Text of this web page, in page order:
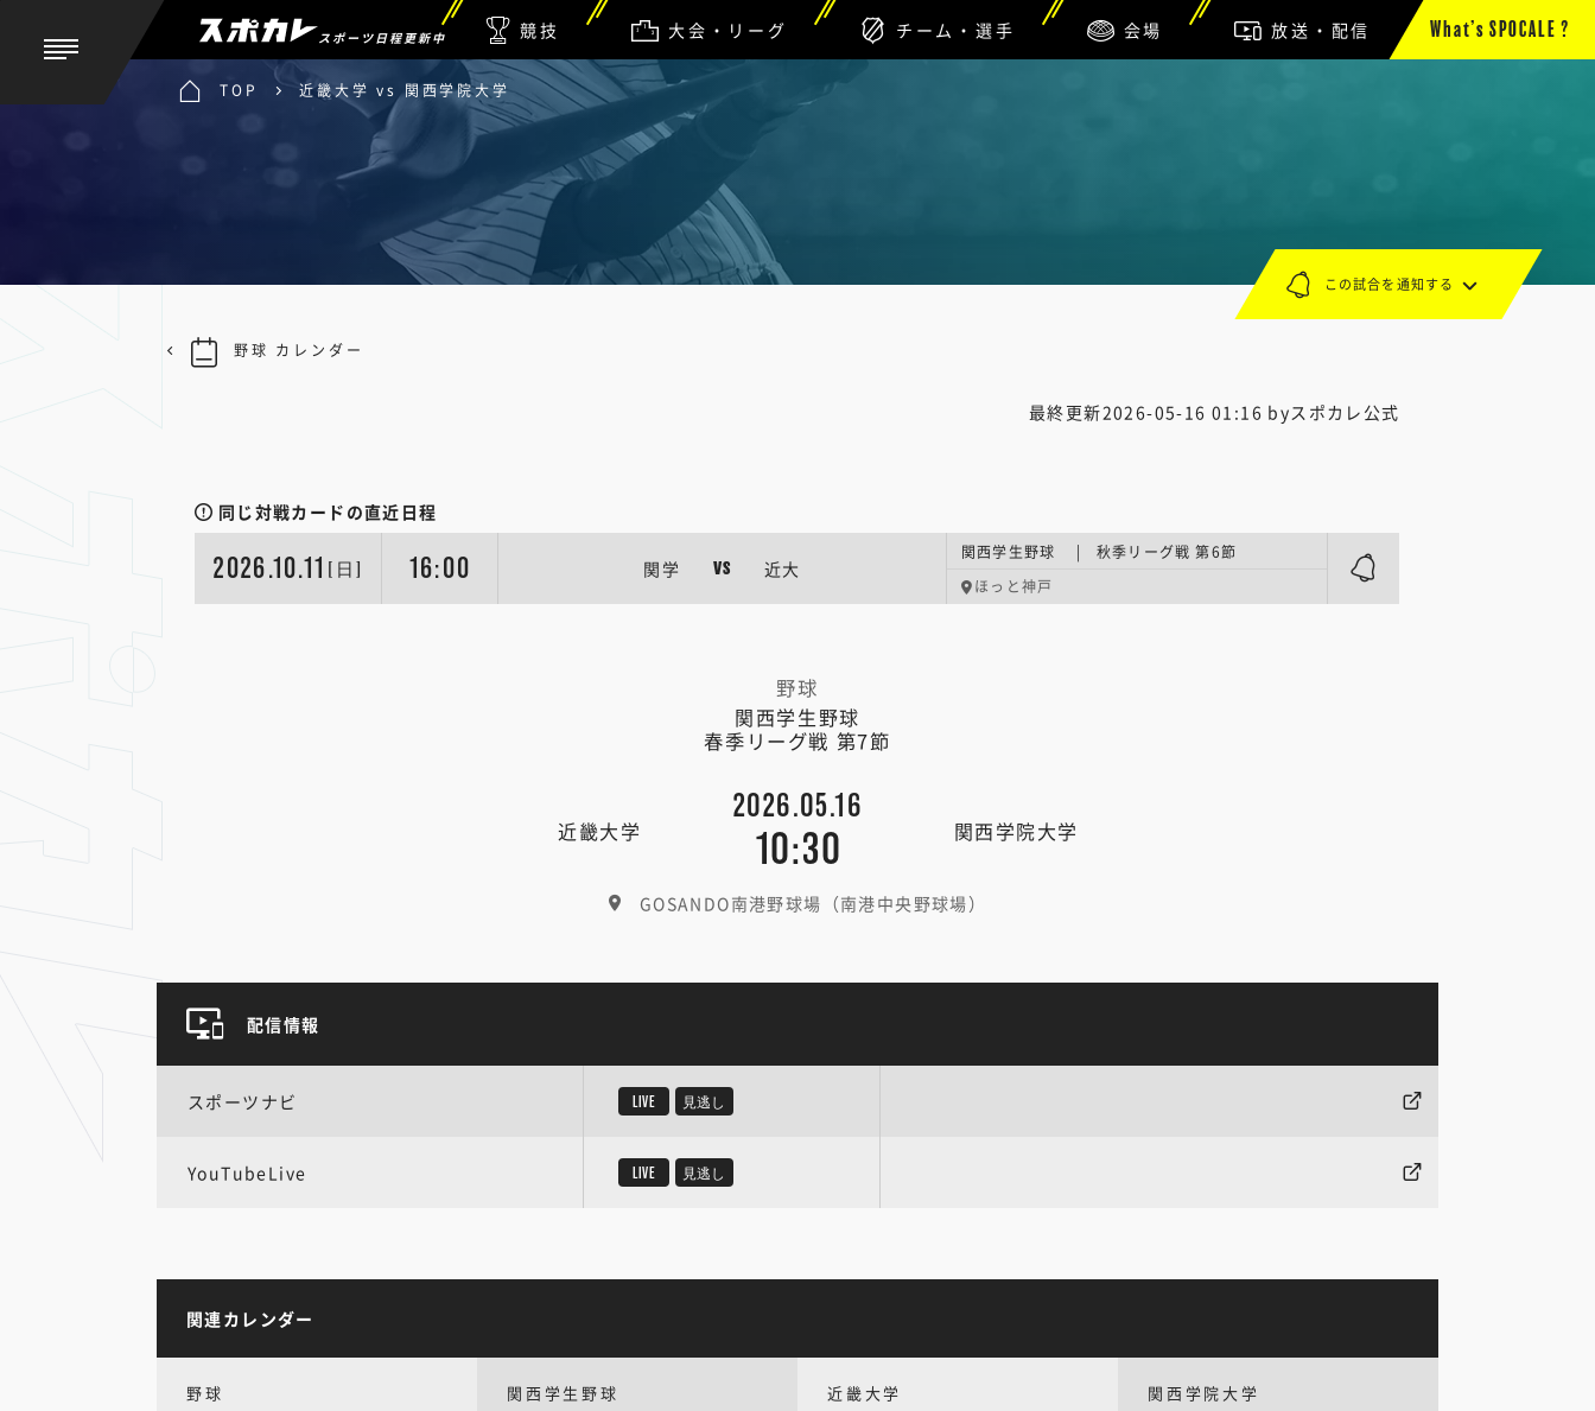
スポーツ日程更新中 競技 大会・リーグ チーム・選手 会場 放送・配信 What’s SPOCALE ?
TOP 近畿大学 vs 関西学院大学
最終更新2026-05-16 01:16 byスポカレ公式
同じ対戦カードの直近日程
2026.10.11 [日] 16:00 関学 VS 近大
関西学生野球 | 秋季リーグ戦 第6節
ほっと神戸
野球
関西学生野球
春季リーグ戦 第7節
近畿大学
2026.05.16
10:30 関西学院大学
GOSANDO南港野球場（南港中央野球場）
この試合を通知する
野球 カレンダー
配信情報
スポーツナビ LIVE 見逃し
YouTubeLive LIVE 見逃し
関連カレンダー
野球 関西学生野球 近畿大学 関西学院大学